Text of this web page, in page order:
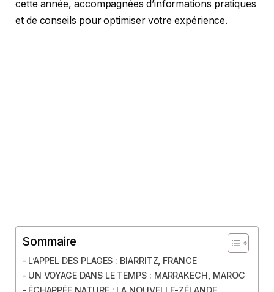
cette année, accompagnées d’informations pratiques
et de conseils pour optimiser votre expérience.
Sommaire
L’APPEL DES PLAGES : BIARRITZ, FRANCE
UN VOYAGE DANS LE TEMPS : MARRAKECH, MAROC
ÉCHAPPÉE NATURE : LA NOUVELLE-ZÉLANDE